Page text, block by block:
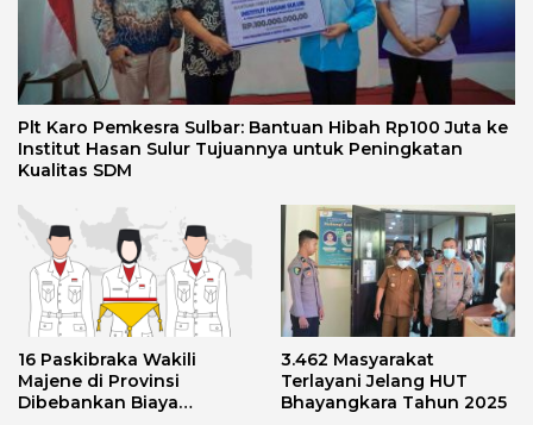
Plt Karo Pemkesra Sulbar: Bantuan Hibah Rp100 Juta ke
Institut Hasan Sulur Tujuannya untuk Peningkatan
Kualitas SDM
16 Paskibraka Wakili
Majene di Provinsi
Dibebankan Biaya
3.462 Masyarakat
Terlayani Jelang HUT
Bhayangkara Tahun 2025